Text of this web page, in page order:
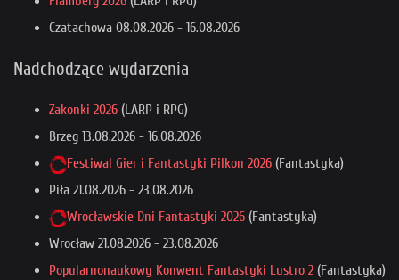
Czatachowa 08.08.2026 - 16.08.2026
Nadchodzące wydarzenia
Zakonki 2026 (LARP i RPG)
Brzeg 13.08.2026 - 16.08.2026
Festiwal Gier i Fantastyki Pilkon 2026 (Fantastyka)
Piła 21.08.2026 - 23.08.2026
Wrocławskie Dni Fantastyki 2026 (Fantastyka)
Wrocław 21.08.2026 - 23.08.2026
Popularnonaukowy Konwent Fantastyki Lustro 2 (Fantastyka)